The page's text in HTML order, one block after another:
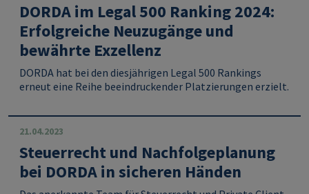
DORDA im Legal 500 Ranking 2024:
Erfolgreiche Neuzugänge und
bewährte Exzellenz
DORDA hat bei den diesjährigen Legal 500 Rankings
erneut eine Reihe beeindruckender Platzierungen erzielt.
21.04.2023
Steuerrecht und Nachfolgeplanung
bei DORDA in sicheren Händen